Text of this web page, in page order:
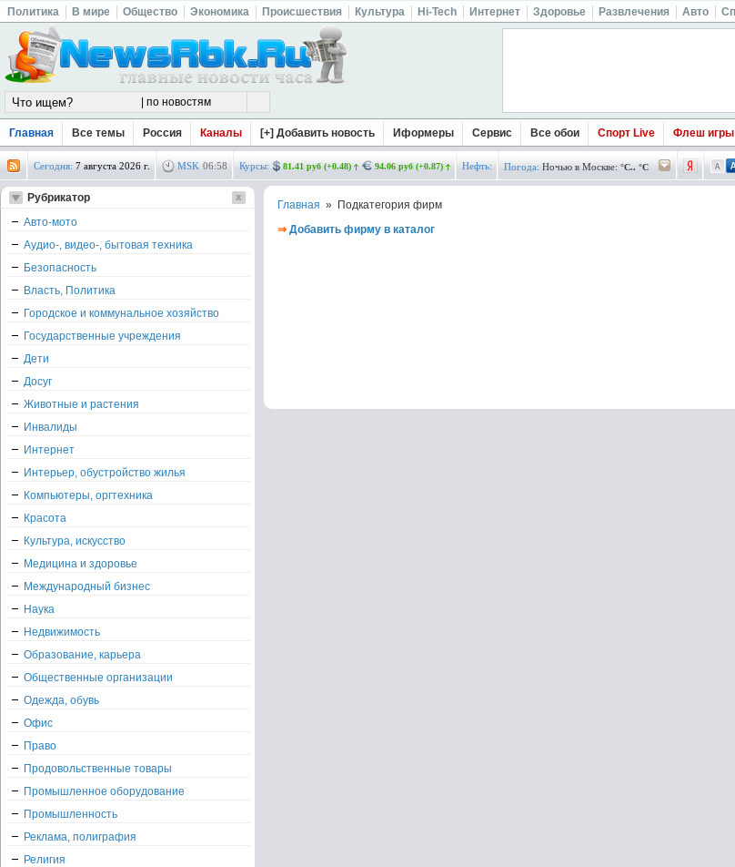
Политика В мире Общество Экономика Происшествия Культура Hi-Tech Интернет Здоровье Развлечения Авто
Главная Все темы Россия Каналы [+] Добавить новость Иформеры Сервис Все обои Спорт Live Флеш игры
Сегодня: 7 августа 2026 г. MSK 06:58 Курсы: 81.41 руб (+0.48) 94.06 руб (+0.87) Нефть: Погода: Ночью в Москве: °C.. °C
Главная » Подкатегория фирм
⇒ Добавить фирму в каталог
Рубрикатор
Авто-мото
Аудио-, видео-, бытовая техника
Безопасность
Власть, Политика
Городское и коммунальное хозяйство
Государственные учреждения
Дети
Досуг
Животные и растения
Инвалиды
Интернет
Интерьер, обустройство жилья
Компьютеры, оргтехника
Красота
Культура, искусство
Медицина и здоровье
Международный бизнес
Наука
Недвижимость
Образование, карьера
Общественные организации
Одежда, обувь
Офис
Право
Продовольственные товары
Промышленное оборудование
Промышленность
Реклама, полиграфия
Религия